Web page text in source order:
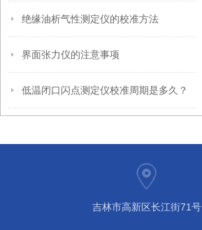
绝缘油析气性测定仪的校准方法
界面张力仪的注意事项
低温闭口闪点测定仪校准周期是多久？
吉林市高新区长江街71号